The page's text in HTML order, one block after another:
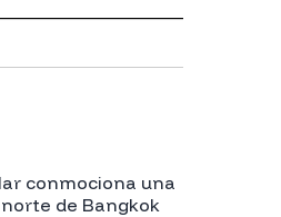
conmociona una
de Bangkok